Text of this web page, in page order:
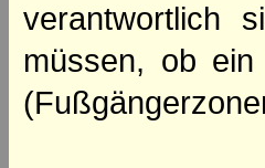
verantwortlich
müssen, ob